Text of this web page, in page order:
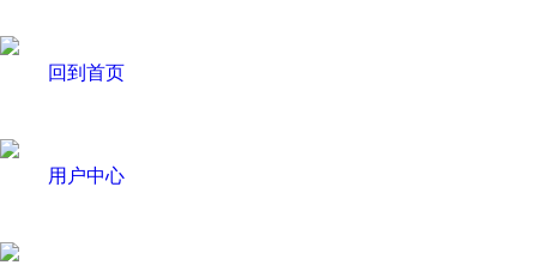
回到首页
用户中心